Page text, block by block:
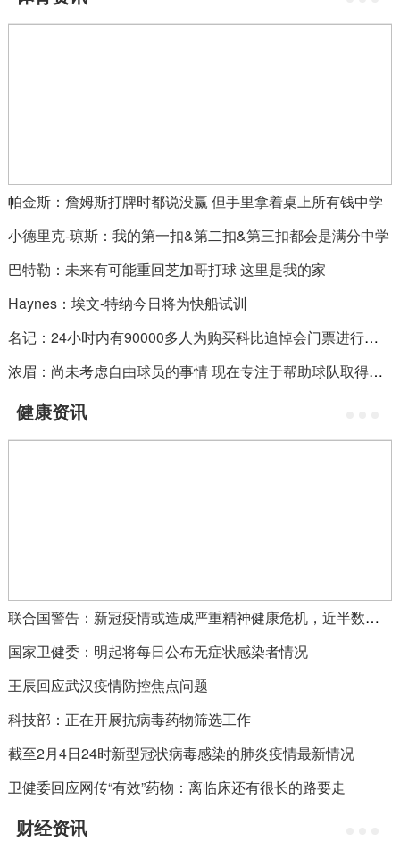
帕金斯：詹姆斯打牌时都说没赢 但手里拿着桌上所有钱中学
小德里克-琼斯：我的第一扣&第二扣&第三扣都会是满分中学
巴特勒：未来有可能重回芝加哥打球 这里是我的家
Haynes：埃文-特纳今日将为快船试训
名记：24小时内有90000多人为购买科比追悼会门票进行登记
浓眉：尚未考虑自由球员的事情 现在专注于帮助球队取得胜利
健康资讯
联合国警告：新冠疫情或造成严重精神健康危机，近半数美国人心理压力加剧
国家卫健委：明起将每日公布无症状感染者情况
王辰回应武汉疫情防控焦点问题
科技部：正在开展抗病毒药物筛选工作
截至2月4日24时新型冠状病毒感染的肺炎疫情最新情况
卫健委回应网传“有效”药物：离临床还有很长的路要走
财经资讯